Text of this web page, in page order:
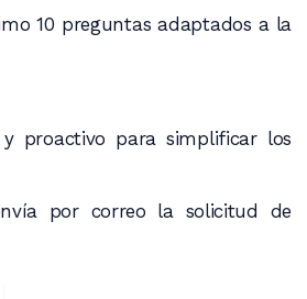
10 preguntas adaptados a la
proactivo para simplificar los
por correo la solicitud de